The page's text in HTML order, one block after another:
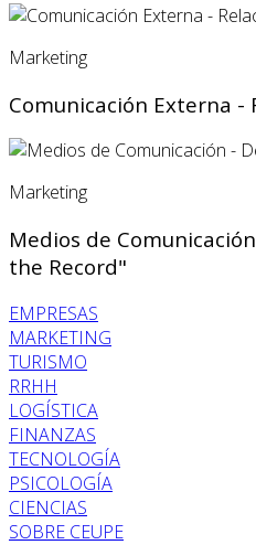
Marketing
Comunicación Externa -
Marketing
Medios de
the Record"
EMPRESAS
MARKETING
TURISMO
RRHH
LOGÍSTICA
FINANZAS
TECNOLOGÍA
PSICOLOGÍA
CIENCIAS
SOBRE CEUPE